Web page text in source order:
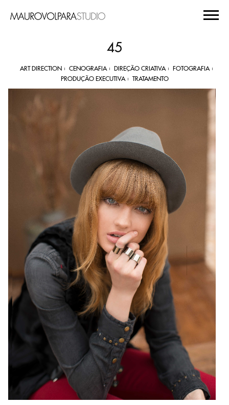
45
ART DIRECTION CENOGRAFIA DIREÇÃO CRIATIVA
FOTOGRAFIA
PRODUÇÃO EXECUTIVA
TRATAMENTO